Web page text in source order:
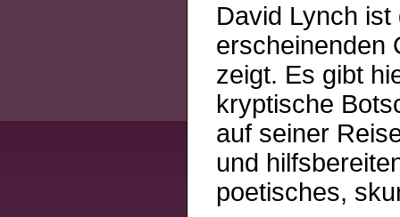
David Lynch
erscheinenden
zeigt. Es gibt
kryptische
auf seiner
und
poetisches,